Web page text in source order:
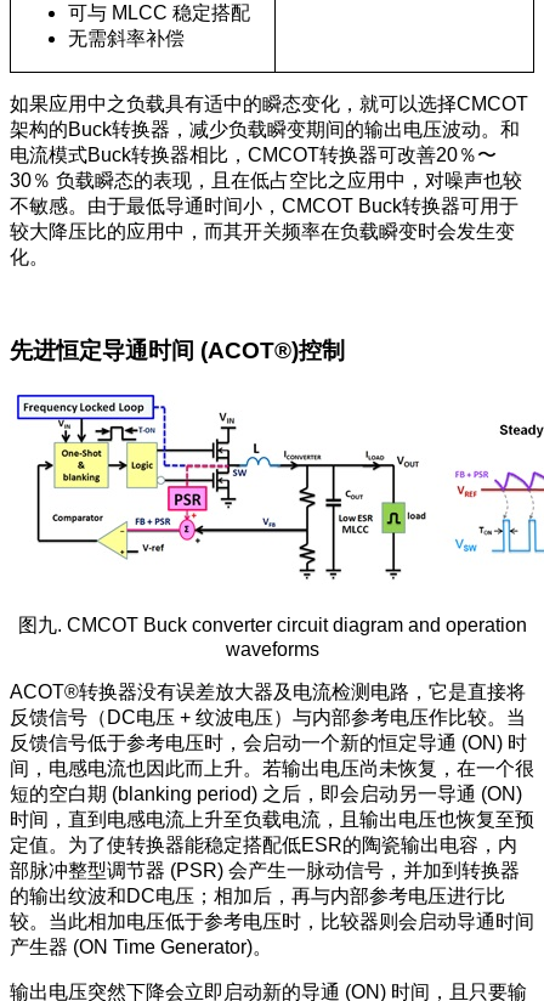
可与 MLCC 稳定搭配
无需斜率补偿
如果应用中之负载具有适中的瞬态变化，就可以选择CMCOT
架构的Buck转换器，减少负载瞬变期间的输出电压波动。和
电流模式Buck转换器相比，CMCOT转换器可改善20％〜
30％ 负载瞬态的表现，且在低占空比之应用中，对噪声也较
不敏感。由于最低导通时间小，CMCOT Buck转换器可用于
较大降压比的应用中，而其开关频率在负载瞬变时会发生变
化。
先进恒定导通时间 (ACOT®)控制
图九. CMCOT Buck converter circuit diagram and operation
waveforms
ACOT®转换器没有误差放大器及电流检测电路，它是直接将
反馈信号（DC电压 + 纹波电压）与内部参考电压作比较。当
反馈信号低于参考电压时，会启动一个新的恒定导通 (ON) 时
间，电感电流也因此而上升。若输出电压尚未恢复，在一个很
短的空白期 (blanking period) 之后，即会启动另一导通 (ON)
时间，直到电感电流上升至负载电流，且输出电压也恢复至预
定值。为了使转换器能稳定搭配低ESR的陶瓷输出电容，内
部脉冲整型调节器 (PSR) 会产生一脉动信号，并加到转换器
的输出纹波和DC电压；相加后，再与内部参考电压进行比
较。当此相加电压低于参考电压时，比较器则会启动导通时间
产生器 (ON Time Generator)。
输出电压突然下降会立即启动新的导通 (ON) 时间，且只要输